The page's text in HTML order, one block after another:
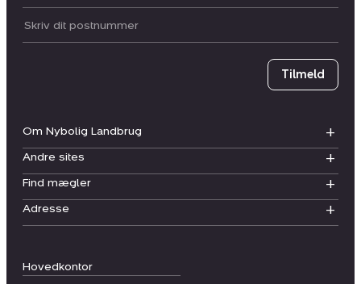
Hovedkontor
Om Nybolig Landbrug
Andre sites
Find mægler
Adresse
Postnummer
Tilmeld